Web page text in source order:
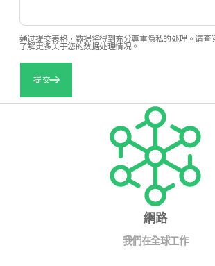
通过提交表格，数据将得到充分尊重隐私的处理。请查
了解更多关于您的数据处理情况。
提交
網路
我們在全球工作